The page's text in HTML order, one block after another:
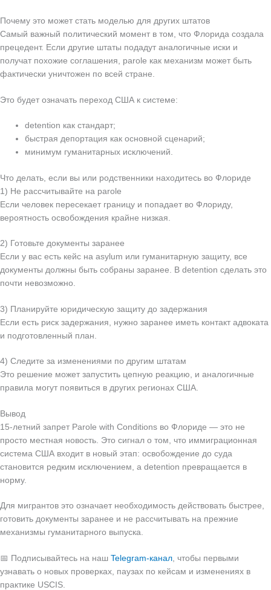
Почему это может стать моделью для других штатов
Самый важный политический момент в том, что Флорида создала
прецедент. Если другие штаты подадут аналогичные иски и
получат похожие соглашения, parole как механизм может быть
фактически уничтожен по всей стране.
Это будет означать переход США к системе:
detention как стандарт;
быстрая депортация как основной сценарий;
минимум гуманитарных исключений.
Что делать, если вы или родственники находитесь во Флориде
1) Не рассчитывайте на parole
Если человек пересекает границу и попадает во Флориду,
вероятность освобождения крайне низкая.
2) Готовьте документы заранее
Если у вас есть кейс на asylum или гуманитарную защиту, все
документы должны быть собраны заранее. В detention сделать это
почти невозможно.
3) Планируйте юридическую защиту до задержания
Если есть риск задержания, нужно заранее иметь контакт адвоката
и подготовленный план.
4) Следите за изменениями по другим штатам
Это решение может запустить цепную реакцию, и аналогичные
правила могут появиться в других регионах США.
Вывод
15-летний запрет Parole with Conditions во Флориде — это не
просто местная новость. Это сигнал о том, что иммиграционная
система США входит в новый этап: освобождение до суда
становится редким исключением, а detention превращается в
норму.
Для мигрантов это означает необходимость действовать быстрее,
готовить документы заранее и не рассчитывать на прежние
механизмы гуманитарного выпуска.
📅 Подписывайтесь на наш Telegram-канал , чтобы первыми
узнавать о новых проверках, паузах по кейсам и изменениях в
практике USCIS.